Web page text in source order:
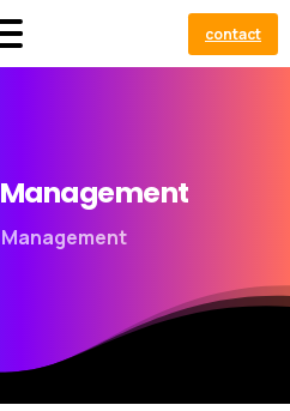
contact
Management
Management